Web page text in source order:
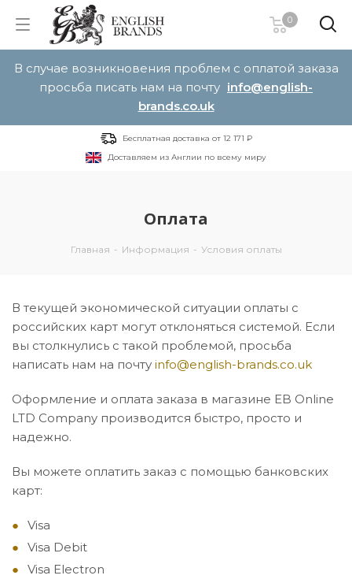
0
В случае возникновения проблем с оплатой заказа
просьба писать нам на почту info@english-
brands.co.uk
Бесплатная доставка от 12 171 ₽
Доставляем из Англии по всему миру
Оплата
Главная - Информация - Условия оплаты
В текущей экономической ситуации оплаты с
российских карт могут отклоняться системой. Если
вы столкнулись с такой проблемой, просьба
написать нам на почту info@english-brands.co.uk
Оформление и оплата заказа в магазине EB Online
LTD Company производится быстро, просто и
надежно.
Вы можете оплатить заказ с помощью банковских
карт:
Visa
Visa Debit
Visa Electron